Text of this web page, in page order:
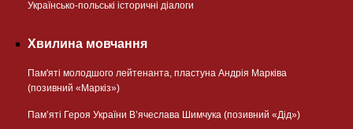
Українсько-польські історичні діалоги
Хвилина мовчання
Пам'яті молодшого лейтенанта, пластуна Андрія Марківа
(позивний «Маркіз»)
Пам’яті Героя України В’ячеслава Шимчука (позивний «Дід»)